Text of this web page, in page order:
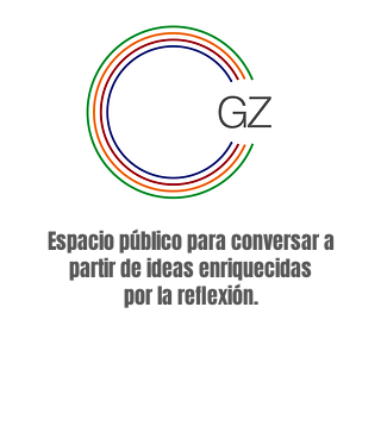
Espacio público para conversar a
partir de ideas enriquecidas
por la reflexión.